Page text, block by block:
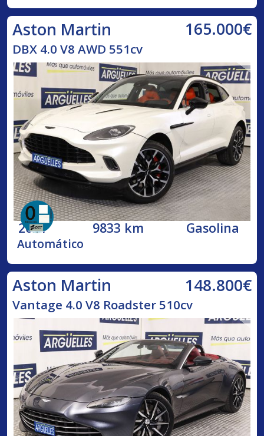
Aston Martin 165.000€
DBX 4.0 V8 AWD 551cv
2021 9833 km Gasolina
Automático
Aston Martin 148.800€
Vantage 4.0 V8 Roadster 510cv